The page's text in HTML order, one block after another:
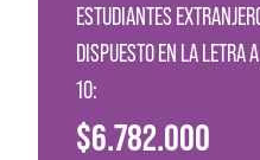
ESTUDIANTES
DISPUESTO EN LA LETRA
10:
$6.782.000